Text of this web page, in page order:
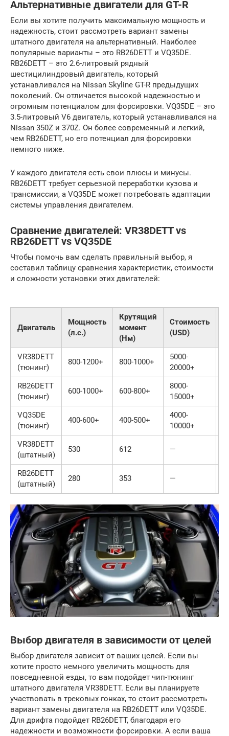
Альтернативные двигатели для GT-R
Если вы хотите получить максимальную мощность и
надежность, стоит рассмотреть вариант замены
штатного двигателя на альтернативный. Наиболее
популярные варианты – это RB26DETT и VQ35DE.
RB26DETT – это 2.6-литровый рядный
шестицилиндровый двигатель, который
устанавливался на Nissan Skyline GT-R предыдущих
поколений. Он отличается высокой надежностью и
огромным потенциалом для форсировки. VQ35DE – это
3.5-литровый V6 двигатель, который устанавливался на
Nissan 350Z и 370Z. Он более современный и легкий,
чем RB26DETT, но его потенциал для форсировки
немного ниже.
У каждого двигателя есть свои плюсы и минусы.
RB26DETT требует серьезной переработки кузова и
трансмиссии, а VQ35DE может потребовать адаптации
системы управления двигателем.
Сравнение двигателей: VR38DETT vs
RB26DETT vs VQ35DE
Чтобы помочь вам сделать правильный выбор, я
составил таблицу сравнения характеристик, стоимости
и сложности установки этих двигателей:
Двигатель
Мощность
(л.с.)
Крутящий
момент
(Нм)
Стоимость
(USD)
VR38DETT
(тюнинг)
800-1200+ 800-1000+
5000-
20000+
RB26DETT
(тюнинг)
600-1000+ 600-800+
8000-
15000+
VQ35DE
(тюнинг)
400-600+ 400-500+
4000-
10000+
VR38DETT
(штатный)
530 612 —
RB26DETT
(штатный)
280 353 —
Выбор двигателя в зависимости от целей
Выбор двигателя зависит от ваших целей. Если вы
хотите просто немного увеличить мощность для
повседневной езды, то вам подойдет чип-тюнинг
штатного двигателя VR38DETT. Если вы планируете
участвовать в трековых гонках, то стоит рассмотреть
вариант замены двигателя на RB26DETT или VQ35DE.
Для дрифта подойдет RB26DETT, благодаря его
надежности и возможности форсировки. А если ваша